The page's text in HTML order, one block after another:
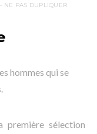
NE PAS DUPLIQUER
hommes qui se
première sélection